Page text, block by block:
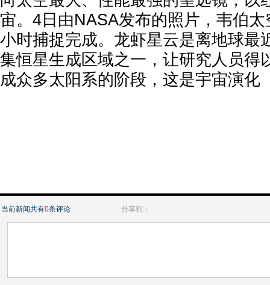
宙。4日由NASA发布的照片，韦伯
小时捕捉完成。龙虾星云是离地球最
集恒星生成区域之一，让研究人员得
成众多太阳系的阶段，这是宇宙演化
当前新闻共有0条评论 分享到：